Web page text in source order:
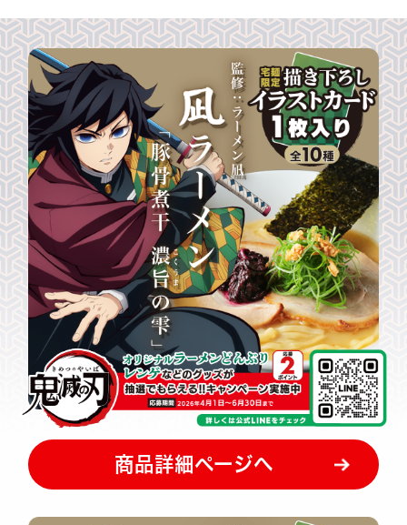
商品詳細ページへ